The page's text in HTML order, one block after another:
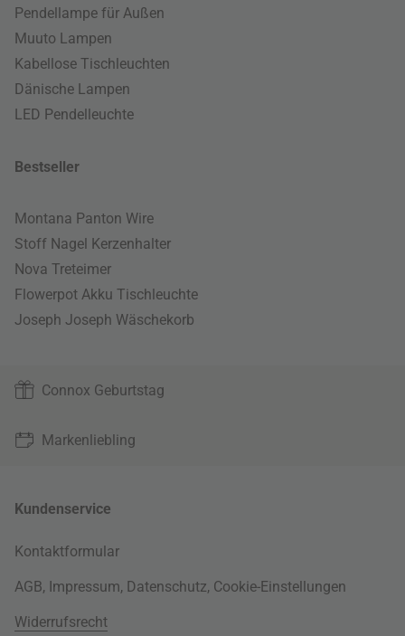
Pendellampe für Außen
Muuto Lampen
Kabellose Tischleuchten
Dänische Lampen
LED Pendelleuchte
Bestseller
Montana Panton Wire
Stoff Nagel Kerzenhalter
Nova Treteimer
Flowerpot Akku Tischleuchte
Joseph Joseph Wäschekorb
Connox Geburtstag
Markenliebling
Kundenservice
Kontaktformular
AGB, Impressum, Datenschutz, Cookie-Einstellungen
Widerrufsrecht